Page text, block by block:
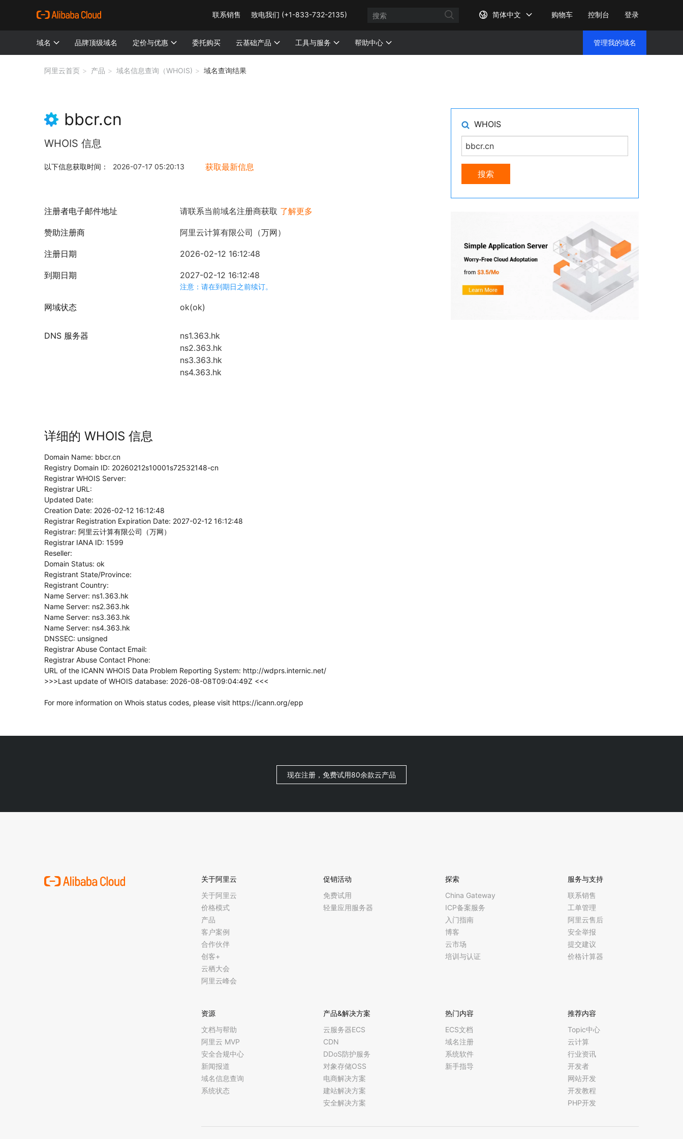
联系销售 致电我们 (+1-833-732-2135) 简体中文 购物车 控制台 登录
域名 品牌顶级域名 定价与优惠 委托购买 云基础产品 工具与服务 帮助中心 管理我的域名
阿里云首页 产品 域名信息查询（WHOIS) 域名查询结果
bbcr.cn
WHOIS 信息
以下信息获取时间： 2026-07-17 05:20:13 获取最新信息
注册者电子邮件地址 请联系当前域名注册商获取 了解更多
赞助注册商 阿里云计算有限公司（万网）
注册日期 2026-02-12 16:12:48
到期日期 2027-02-12 16:12:48
注意：请在到期日之前续订。
网域状态 ok(ok)
DNS 服务器
ns1.363.hk
ns2.363.hk
ns3.363.hk
ns4.363.hk
WHOIS
搜索
详细的 WHOIS 信息
Domain Name: bbcr.cn
Registry Domain ID: 20260212s10001s72532148-cn
Registrar WHOIS Server:
Registrar URL:
Updated Date:
Creation Date: 2026-02-12 16:12:48
Registrar Registration Expiration Date: 2027-02-12 16:12:48
Registrar: 阿里云计算有限公司（万网）
Registrar IANA ID: 1599
Reseller:
Domain Status: ok
Registrant State/Province:
Registrant Country:
Name Server: ns1.363.hk
Name Server: ns2.363.hk
Name Server: ns3.363.hk
Name Server: ns4.363.hk
DNSSEC: unsigned
Registrar Abuse Contact Email:
Registrar Abuse Contact Phone:
URL of the ICANN WHOIS Data Problem Reporting System: http://wdprs.internic.net/
>>>Last update of WHOIS database: 2026-08-08T09:04:49Z <<<
For more information on Whois status codes, please visit https://icann.org/epp
现在注册，免费试用80余款云产品
关于阿里云
关于阿里云
价格模式
产品
客户案例
合作伙伴
创客+
云栖大会
阿里云峰会
促销活动
免费试用
轻量应用服务器
探索
China Gateway
ICP备案服务
入门指南
博客
云市场
培训与认证
服务与支持
联系销售
工单管理
阿里云售后
安全举报
提交建议
价格计算器
资源
文档与帮助
阿里云 MVP
安全合规中心
新闻报道
域名信息查询
系统状态
产品&解决方案
云服务器ECS
CDN
DDoS防护服务
对象存储OSS
电商解决方案
建站解决方案
安全解决方案
热门内容
ECS文档
域名注册
系统软件
新手指导
推荐内容
Topic中心
云计算
行业资讯
开发者
网站开发
开发教程
PHP开发